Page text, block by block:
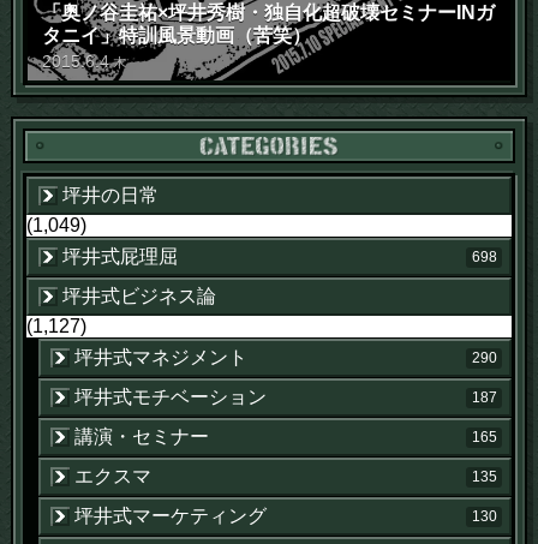
「奥ノ谷圭祐×坪井秀樹・独自化超破壊セミナーINガ
タニイ」特訓風景動画（苦笑）
2015.6.4 木
坪井の日常
(1,049)
坪井式屁理屈
698
坪井式ビジネス論
(1,127)
坪井式マネジメント
290
坪井式モチベーション 187
講演・セミナー 165
エクスマ 135
坪井式マーケティング 130